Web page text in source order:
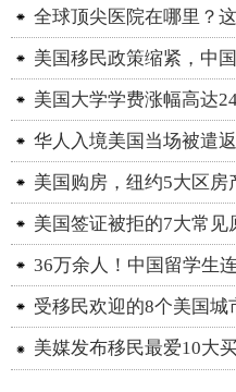
全球顶尖医院在哪里？
美国移民政策缩紧，中
美国购房，纽约5大区房
36万余人！中国留学生
受移民欢迎的8个美国城
美媒发布移民最爱10大